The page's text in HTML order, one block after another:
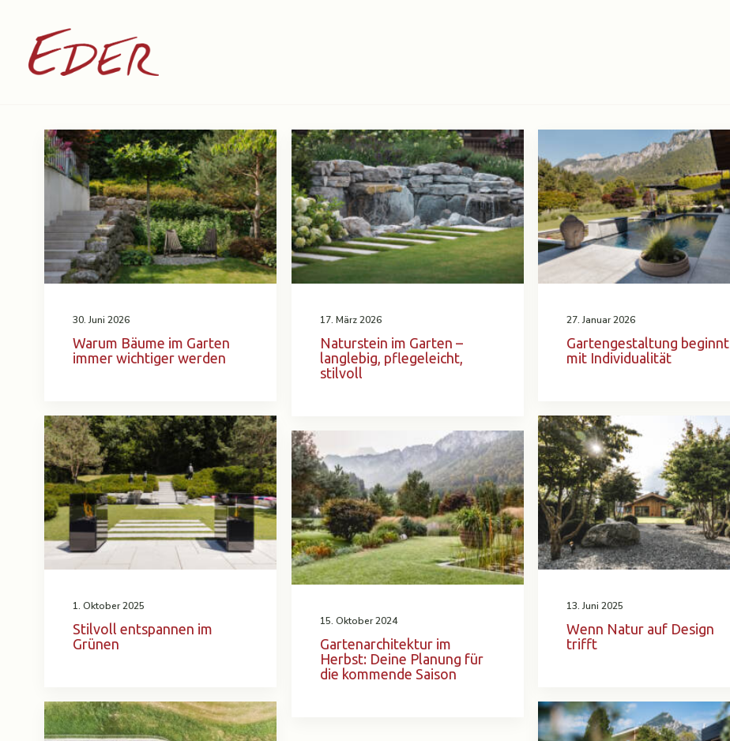
30. Juni 2026
Warum Bäume im Garten
immer wichtiger werden
17. März 2026
Naturstein im Garten –
langlebig, pflegeleicht,
stilvoll
27. Januar 2026
Gartengestaltung beginnt
mit Individualität
1. Oktober 2025
Stilvoll entspannen im
Grünen
13. Juni 2025
Wenn Natur auf Design
trifft
15. Oktober 2024
Gartenarchitektur im
Herbst: Deine Planung für
die kommende Saison